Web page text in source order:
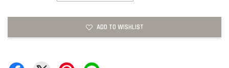
ADD TO WISHLIST